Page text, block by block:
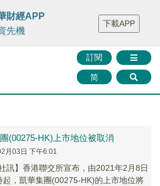
FINMETA 財華證券 媒體矩陣
智庫沙龍
聯絡我們
訂閱
简
財經APP
先機
下載APP
(00275-HK)上市地位被取消
月03日 下午6:01
社訊】香港聯交所宣布，由2021年2月8日
起，凱華集團(00275-HK)的上市地位將